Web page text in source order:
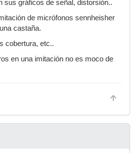
sus gráficos de señal, distorsión..
de micrófonos sennheisher
castaña.
cobertura, etc..
en una imitación no es moco de